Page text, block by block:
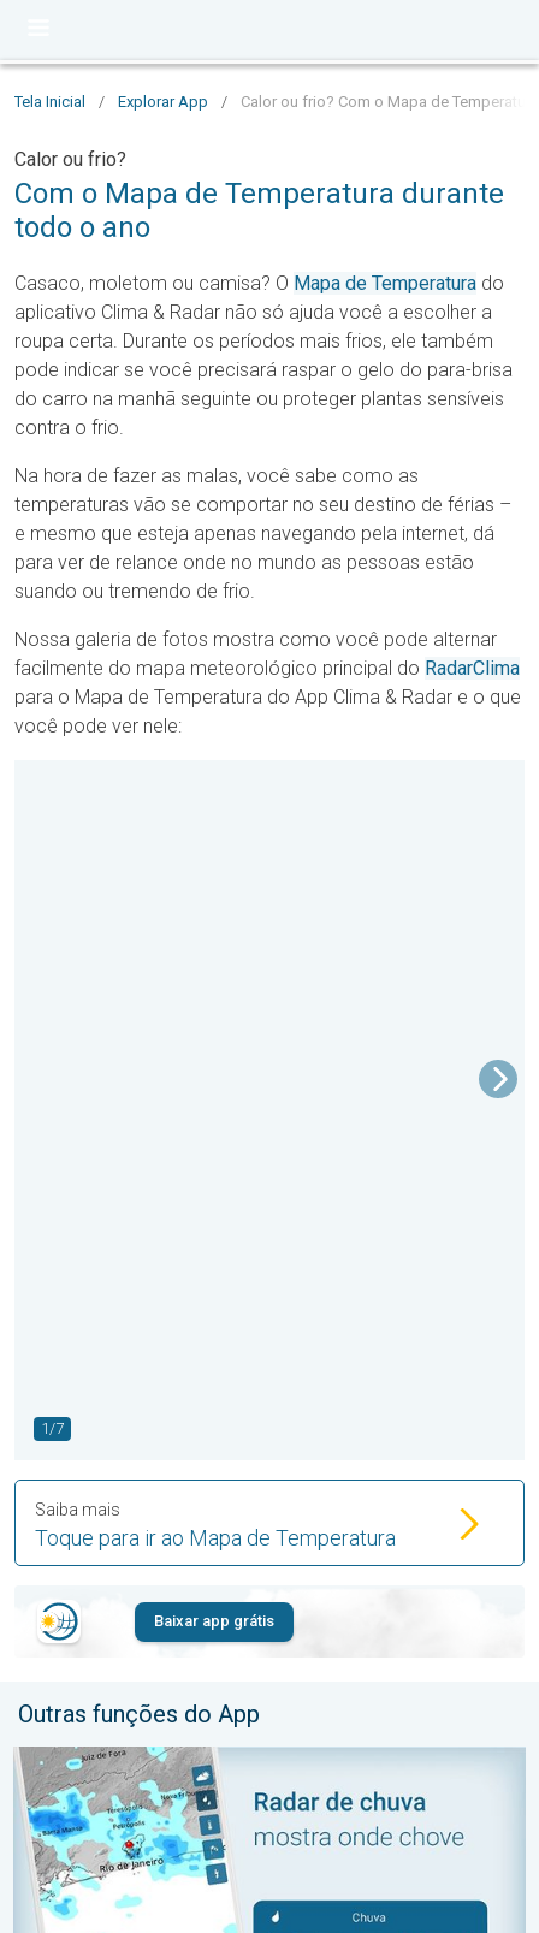
Tela Inicial / Explorar App / Calor ou frio? Com o Mapa de
Calor ou frio?
Com o Mapa de Temperatura durante
todo o ano
Casaco, moletom ou camisa? O Mapa de Temperatura do
aplicativo Clima & Radar não só ajuda você a escolher a
roupa certa. Durante os períodos mais frios, ele também
pode indicar se você precisará raspar o gelo do para-brisa
do carro na manhã seguinte ou proteger plantas sensíveis
contra o frio.
Na hora de fazer as malas, você sabe como as
temperaturas vão se comportar no seu destino de férias –
e mesmo que esteja apenas navegando pela internet, dá
para ver de relance onde no mundo as pessoas estão
suando ou tremendo de frio.
Nossa galeria de fotos mostra como você pode alternar
facilmente do mapa meteorológico principal do RadarClima
para o Mapa de Temperatura do App Clima & Radar e o que
você pode ver nele:
1/7
Toque para ir ao Mapa de Temperatura
Saiba mais
Baixar app grátis
Outras funções do App
Mantenha-se seco! Com o Radar de Chuva. Chuva à vista?. . .